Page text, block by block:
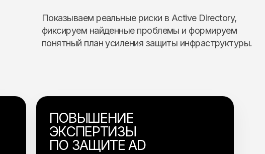
Показываем реальные риски в Active Directory,
фиксируем найденные проблемы и формируем
понятный план усиления защиты инфраструктуры.
ПОВЫШЕНИЕ
ЭКСПЕРТИЗЫ
ПО ЗАЩИТЕ AD